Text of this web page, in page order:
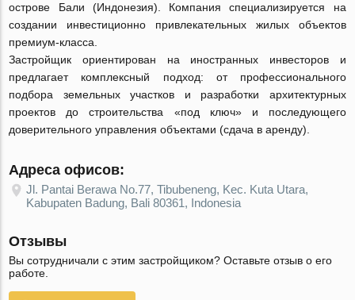
острове Бали (Индонезия). Компания специализируется на
создании инвестиционно привлекательных жилых объектов
премиум-класса.
Застройщик ориентирован на иностранных инвесторов и
предлагает комплексный подход: от профессионального
подбора земельных участков и разработки архитектурных
проектов до строительства «под ключ» и последующего
доверительного управления объектами (сдача в аренду).
Адреса офисов:
Jl. Pantai Berawa No.77, Tibubeneng, Kec. Kuta Utara,
Kabupaten Badung, Bali 80361, Indonesia
Отзывы
Вы сотрудничали с этим застройщиком? Оставьте отзыв о его
работе.